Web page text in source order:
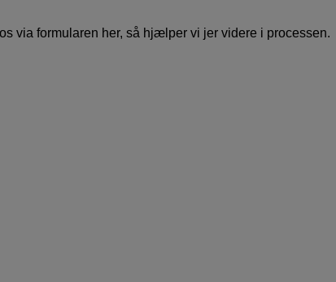
via formularen her, så hjælper vi jer videre i processen.